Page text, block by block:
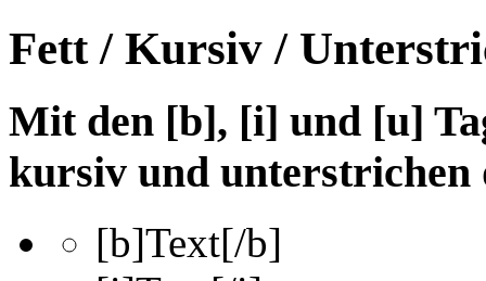
Fett / Kursiv /
Mit den [b], [i] und [u]
kursiv und unterstrichen
[b]Text[/b]